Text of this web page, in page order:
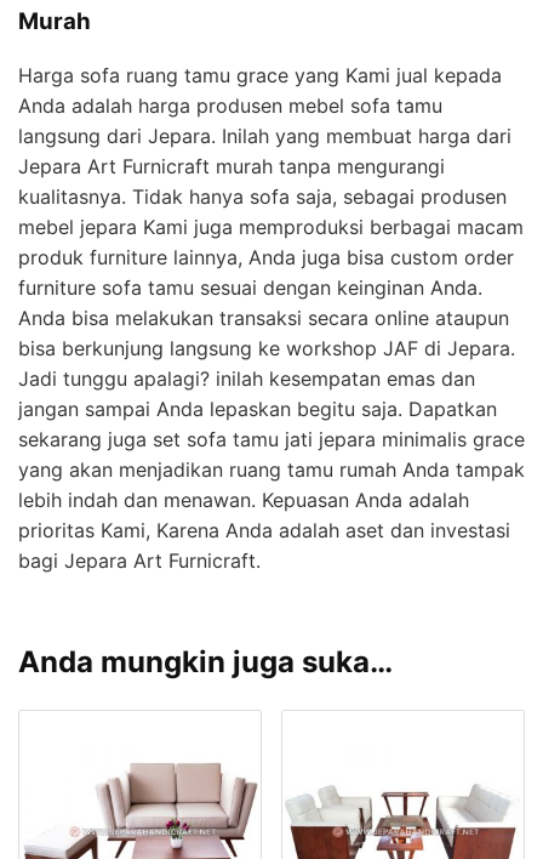
Murah
Harga sofa ruang tamu grace yang Kami jual kepada
Anda adalah harga produsen mebel sofa tamu
langsung dari Jepara. Inilah yang membuat harga dari
Jepara Art Furnicraft murah tanpa mengurangi
kualitasnya. Tidak hanya sofa saja, sebagai produsen
mebel jepara Kami juga memproduksi berbagai macam
produk furniture lainnya, Anda juga bisa custom order
furniture sofa tamu sesuai dengan keinginan Anda.
Anda bisa melakukan transaksi secara online ataupun
bisa berkunjung langsung ke workshop JAF di Jepara.
Jadi tunggu apalagi? inilah kesempatan emas dan
jangan sampai Anda lepaskan begitu saja. Dapatkan
sekarang juga set sofa tamu jati jepara minimalis grace
yang akan menjadikan ruang tamu rumah Anda tampak
lebih indah dan menawan. Kepuasan Anda adalah
prioritas Kami, Karena Anda adalah aset dan investasi
bagi Jepara Art Furnicraft.
Anda mungkin juga suka…